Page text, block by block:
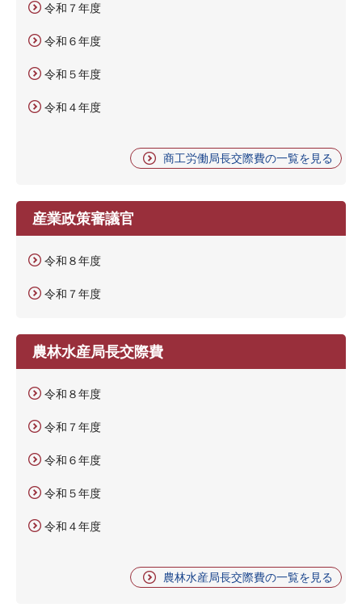
令和７年度
令和６年度
令和５年度
令和４年度
商工労働局長交際費の一覧を見る
産業政策審議官
令和８年度
令和７年度
農林水産局長交際費
令和８年度
令和７年度
令和６年度
令和５年度
令和４年度
農林水産局長交際費の一覧を見る